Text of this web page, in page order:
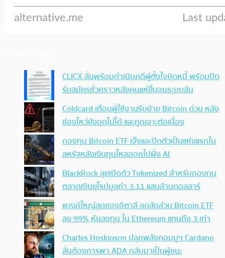
CLICX ลั่นพร้อมดำเนินคดีผู้ตั้งใจบิดหนี้ พร้อมปิด
รับสมัครชั่วคราวหลังคนแห่ยื่นจนระบบล้น
Coldcard เตือนผู้ใช้งานรีบย้าย Bitcoin ด่วน หลัง
ช่องโหว่ยังอุดไม่ได้ และถูกเจาะต่อเนื่อง
กองทุน Bitcoin ETF เจ๊งและปิดตัวเป็นแห่งแรกใน
สหรัฐหลังเงินทุนไหลออกไปฝั่ง AI
BlackRock ลุยเปิดตัว Tokenized สำหรับกองทุน
ตลาดเงินยุโรปมูลค่า 3.11 แสนล้านดอลลาร์
แบงก์ใหญ่สุดของอิตาลี ลดสัดส่วน Bitcoin ETF
ลง 99% หันลงทุน ใน Ethereum แทนถึง 3 เท่า
Charles Hoskinson ปลุกพลังคอมมูฯ Cardano
ลั่นต้องการพา ADA กลับมาเป็นผู้ชนะ